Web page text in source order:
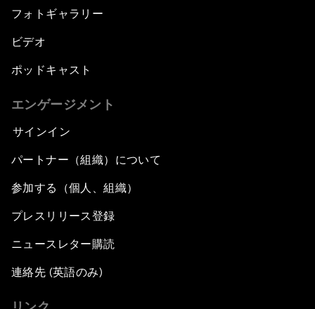
フォトギャラリー
ビデオ
ポッドキャスト
エンゲージメント
サインイン
パートナー（組織）について
参加する（個人、組織）
プレスリリース登録
ニュースレター購読
連絡先 (英語のみ)